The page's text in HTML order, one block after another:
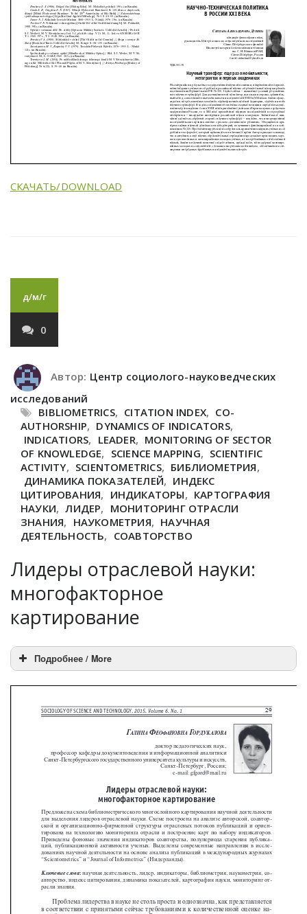
СКАЧАТЬ/DOWNLOAD
д/м/г
0
Автор: Центр социолого-науковедческих
исследований
BIBLIOMETRICS, CITATION INDEX, CO-
AUTHORSHIP, DYNAMICS OF INDICATORS,
INDICATIORS, LEADER, MONITORING OF SECTOR
OF KNOWLEDGE, SCIENCE MAPPING, SCIENTIFIC
ACTIVITY, SCIENTOMETRICS, БИБЛИОМЕТРИЯ,
ДИНАМИКА ПОКАЗАТЕЛЕЙ, ИНДЕКС
ЦИТИРОВАНИЯ, ИНДИКАТОРЫ, КАРТОГРАФИЯ
НАУКИ, ЛИДЕР, МОНИТОРИНГ ОТРАСЛИ
ЗНАНИЯ, НАУКОМЕТРИЯ, НАУЧНАЯ
ДЕЯТЕЛЬНОСТЬ, СОАВТОРСТВО
Лидеры отраслевой науки:
многофакторное
картирование
Подробнее / More